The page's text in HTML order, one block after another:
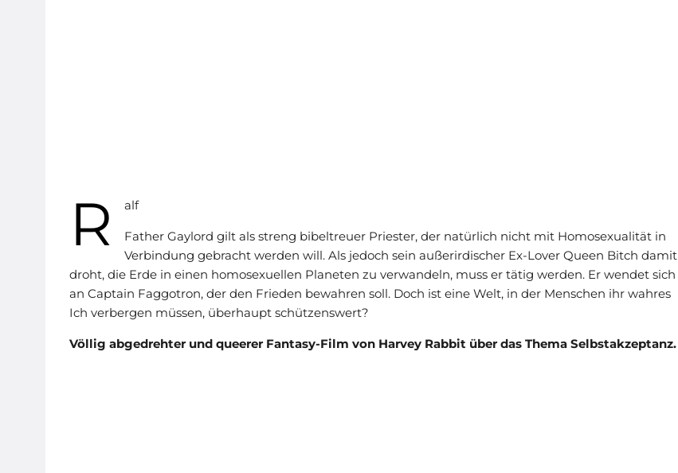
R alf
Father Gaylord gilt als streng bibeltreuer Priester, der natürlich nicht mit Homosexualität in
Verbindung gebracht werden will. Als jedoch sein außerirdischer Ex-Lover Queen Bitch damit
droht, die Erde in einen homosexuellen Planeten zu verwandeln, muss er tätig werden. Er wendet sich
an Captain Faggotron, der den Frieden bewahren soll. Doch ist eine Welt, in der Menschen ihr wahres
Ich verbergen müssen, überhaupt schützenswert?
Völlig abgedrehter und queerer Fantasy-Film von Harvey Rabbit über das Thema Selbstakzeptanz.